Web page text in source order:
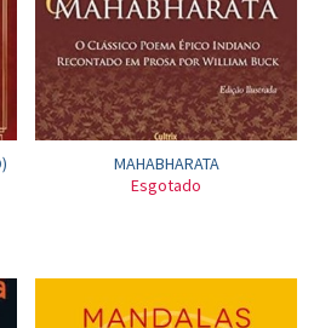
MAHABHARATA
Esgotado